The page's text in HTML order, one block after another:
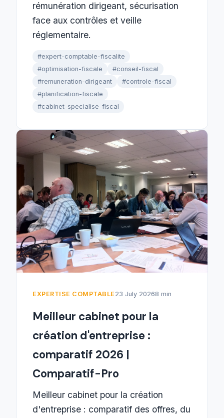
rémunération dirigeant, sécurisation
face aux contrôles et veille
réglementaire.
#expert-comptable-fiscalite
#optimisation-fiscale
#conseil-fiscal
#remuneration-dirigeant
#controle-fiscal
#planification-fiscale
#cabinet-specialise-fiscal
EXPERTISE COMPTABLE 23 July 20268 min
Meilleur cabinet pour la
création d'entreprise :
comparatif 2026 |
Comparatif-Pro
Meilleur cabinet pour la création
d'entreprise : comparatif des offres, du